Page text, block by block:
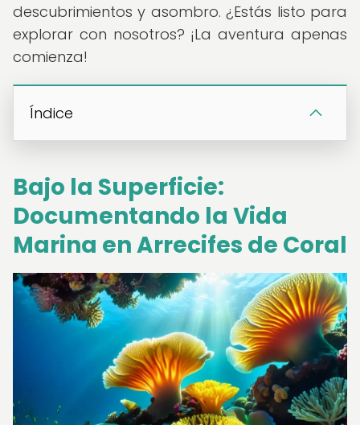
descubrimientos y asombro. ¿Estás listo para
explorar con nosotros? ¡La aventura apenas
comienza!
Índice
Bajo la Superficie:
Documentando la Vida
Marina en Arrecifes de Coral